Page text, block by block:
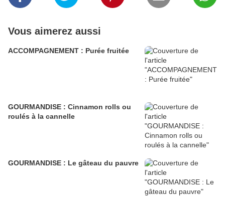
Vous aimerez aussi
ACCOMPAGNEMENT : Purée fruitée
GOURMANDISE : Cinnamon rolls ou
roulés à la cannelle
GOURMANDISE : Le gâteau du pauvre